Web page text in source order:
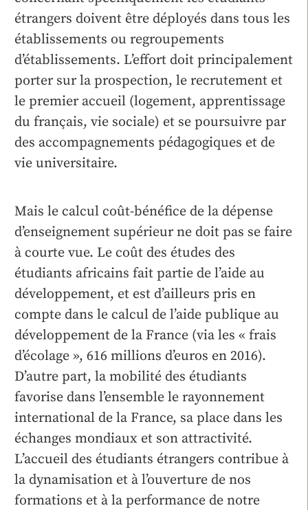
étrangers doivent être déployés dans tous les
établissements ou regroupements
d’établissements. L’effort doit principalement
porter sur la prospection, le recrutement et
le premier accueil (logement, apprentissage
du français, vie sociale) et se poursuivre par
des accompagnements pédagogiques et de
vie universitaire.
Mais le calcul coût-bénéfice de la dépense
d’enseignement supérieur ne doit pas se faire
à courte vue. Le coût des études des
étudiants africains fait partie de l’aide au
développement, et est d’ailleurs pris en
compte dans le calcul de l’aide publique au
développement de la France (via les « frais
d’écolage », 616 millions d’euros en 2016).
D’autre part, la mobilité des étudiants
favorise dans l’ensemble le rayonnement
international de la France, sa place dans les
échanges mondiaux et son attractivité.
L’accueil des étudiants étrangers contribue à
la dynamisation et à l’ouverture de nos
formations et à la performance de notre